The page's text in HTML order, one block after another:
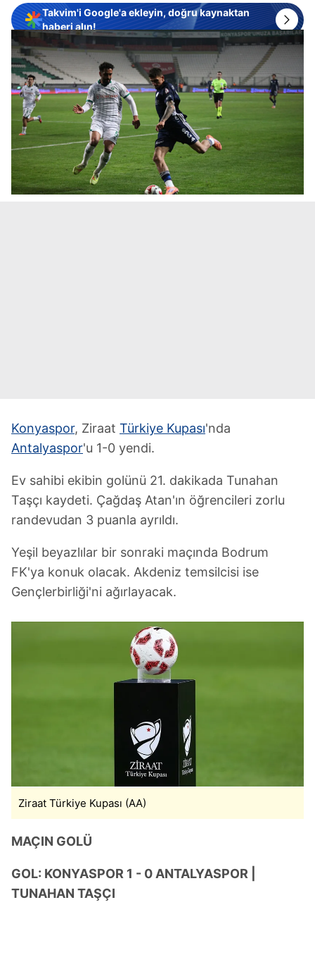
Takvim'i Google'a ekleyin, doğru kaynaktan
haberi alın!
Konyaspor, Ziraat Türkiye Kupası'nda
Antalyaspor'u 1-0 yendi.
Ev sahibi ekibin golünü 21. dakikada Tunahan
Taşçı kaydeti. Çağdaş Atan'ın öğrencileri zorlu
randevudan 3 puanla ayrıldı.
Yeşil beyazlılar bir sonraki maçında Bodrum
FK'ya konuk olacak. Akdeniz temsilcisi ise
Gençlerbirliği'ni ağırlayacak.
Ziraat Türkiye Kupası (AA)
MAÇIN GOLÜ
GOL: KONYASPOR 1 - 0 ANTALYASPOR |
TUNAHAN TAŞÇI